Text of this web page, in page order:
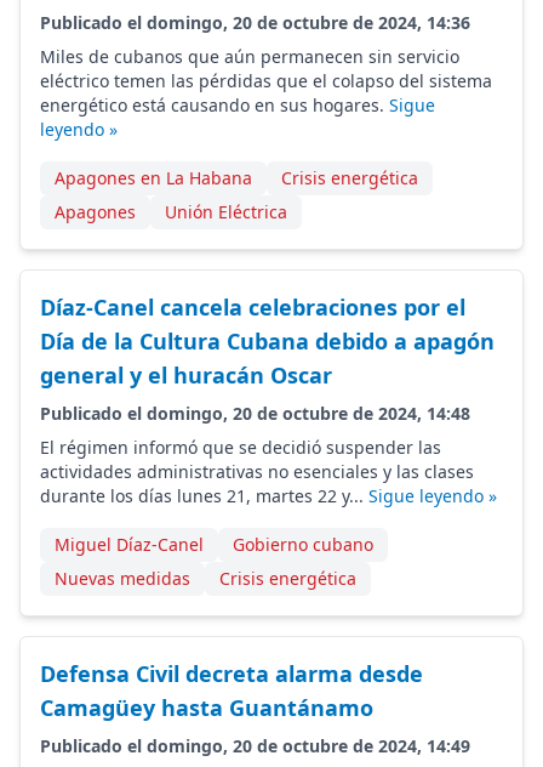
Publicado el domingo, 20 de octubre de 2024, 14:36
Miles de cubanos que aún permanecen sin servicio
eléctrico temen las pérdidas que el colapso del sistema
energético está causando en sus hogares. Sigue
leyendo »
Apagones en La Habana
Crisis energética
Apagones
Unión Eléctrica
Díaz-Canel cancela celebraciones por el
Día de la Cultura Cubana debido a apagón
general y el huracán Oscar
Publicado el domingo, 20 de octubre de 2024, 14:48
El régimen informó que se decidió suspender las
actividades administrativas no esenciales y las clases
durante los días lunes 21, martes 22 y... Sigue leyendo »
Miguel Díaz-Canel
Gobierno cubano
Nuevas medidas
Crisis energética
Defensa Civil decreta alarma desde
Camagüey hasta Guantánamo
Publicado el domingo, 20 de octubre de 2024, 14:49